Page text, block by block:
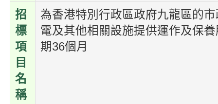
招
標
項
目
名
稱
為香港特別行政區政府九龍區的
電及其他相關設施提供運作及保
期36個月